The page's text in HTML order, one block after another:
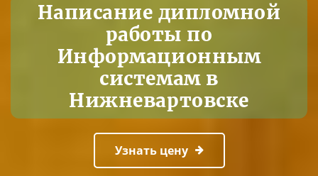
Написание дипломной
работы по
Информационным
системам в
Нижневартовске
Узнать цену